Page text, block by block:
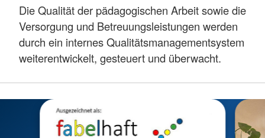
Die Qualität der pädagogischen Arbeit sowie die
Versorgung und Betreuungsleistungen werden
durch ein internes Qualitätsmanagementsystem
weiterentwickelt, gesteuert und überwacht.